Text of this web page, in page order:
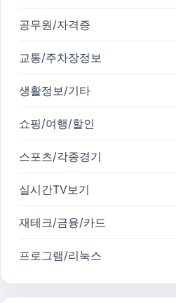
공무원/자격증
교통/주차장정보
생활정보/기타
쇼핑/여행/할인
스포츠/각종경기
실시간TV보기
재테크/금융/카드
프로그램/리눅스